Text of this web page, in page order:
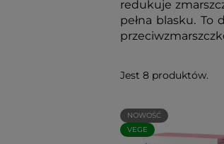
redukuje
pełna blasku.
Jest 8 produktów.
NOWOŚĆ
VEGE